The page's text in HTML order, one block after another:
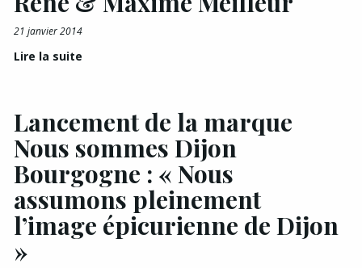
21 janvier 2014
Lire la suite
Lancement de la marque
Nous sommes Dijon
Bourgogne : « Nous
assumons pleinement
l’image épicurienne de Dijon
»